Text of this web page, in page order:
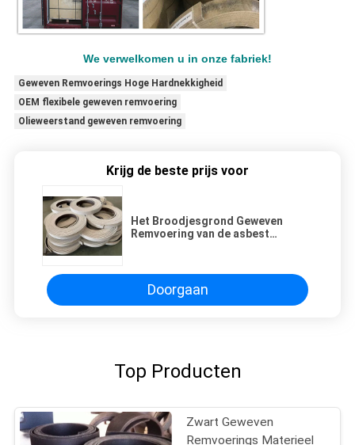
We verwelkomen u in onze fabriek!
Geweven Remvoerings Hoge Hardnekkigheid
OEM flexibele geweven remvoering
Olieweerstand geweven remvoering
Krijg de beste prijs voor
Het Broodjesgrond Geweven
Remvoering van de asbest
Doorgaan
Top Producten
Zwart Geweven
Remvoerings Materieel